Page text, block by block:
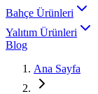
Bahçe Ürünleri
Yalıtım Ürünleri
Blog
Ana Sayfa